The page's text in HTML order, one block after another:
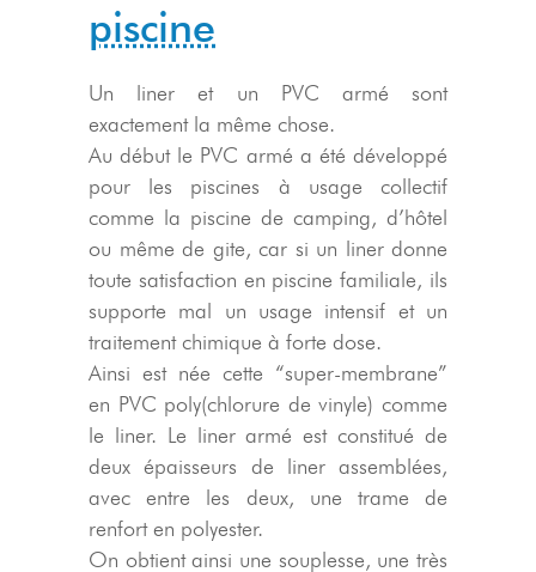
piscine
Un liner et un PVC armé sont
exactement la même chose.
Au début le PVC armé a été développé
pour les piscines à usage collectif
comme la piscine de camping, d’hôtel
ou même de gite, car si un liner donne
toute satisfaction en piscine familiale, ils
supporte mal un usage intensif et un
traitement chimique à forte dose.
Ainsi est née cette “super-membrane”
en PVC poly(chlorure de vinyle) comme
le liner. Le liner armé est constitué de
deux épaisseurs de liner assemblées,
avec entre les deux, une trame de
renfort en polyester.
On obtient ainsi une souplesse, une très